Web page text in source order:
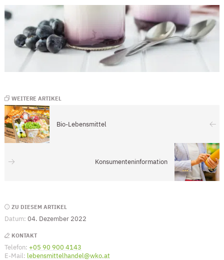
WEITERE ARTIKEL
Bio-Lebensmittel
Konsumenteninformation
Seitenleiste
ZU DIESEM ARTIKEL
Datum: 04. Dezember 2022
KONTAKT
Telefon: +05 90 900 4143
E-Mail: lebensmittelhandel@wko.at